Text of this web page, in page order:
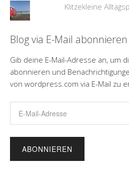
Klitzekleine
Blog via E-Mail abonnieren
Gib deine E-Mail-Adresse an, um
abonnieren und
von wordpress.com via E-Mail zu
Mail-